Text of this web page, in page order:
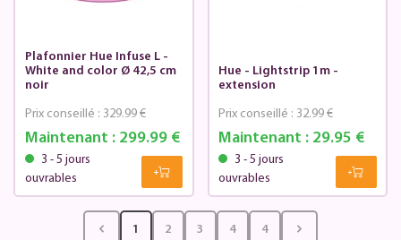
Plafonnier Hue Infuse L -
White and color Ø 42,5 cm
noir
Maintenant :299.99 €
Prix conseillé : 329.99 €
3 - 5 jours
ouvrables
Hue - Lightstrip 1m -
extension
Maintenant : 29.95 €
Prix conseillé : 32.99 €
3 - 5 jours
ouvrables
1 2 3 4 4